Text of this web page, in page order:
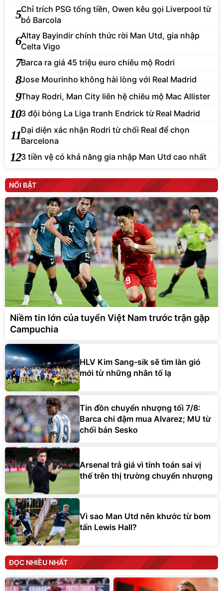
5Chỉ trích PSG tống tiền, Owen kêu gọi Liverpool từ
bỏ Barcola
6Altay Bayindir chính thức rời Man Utd, gia nhập
Celta Vigo
7Barca ra giá 45 triệu euro chiêu mộ Rodri
8Jose Mourinho không hài lòng với Real Madrid
9Thay Rodri, Man City liên hệ chiêu mộ Mac Allister
103 đội bóng La Liga tranh Endrick từ Real Madrid
11Đại diện xác nhận Rodri từ chối Real để chọn
Barcelona
123 tiền vệ có khả năng gia nhập Man Utd cao nhất
NỔI BẬT
Niềm tin lớn của tuyển Việt Nam trước trận gặp
Campuchia
HLV Kim Sang-sik sẽ tìm làn gió
mới từ những nhân tố lạ
Tin đồn chuyển nhượng tối 7/8:
Barca chi đậm mua Alvarez; MU từ
chối bán Sesko
Arsenal trả giá vì tính toán sai vị
thế trên thị trường chuyển nhượng
Vì sao Man Utd nên khước từ bom
tấn Lewis Hall?
ĐỌC NHIỀU NHẤT